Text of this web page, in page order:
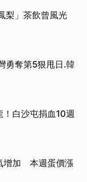
梨」茶飲曾風光
勇奪第5狠甩日.韓
！白沙屯捐血10週
增加 本週蛋價漲